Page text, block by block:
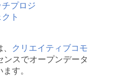
クリエイティブコモ
ンスでオープンデータ
す。